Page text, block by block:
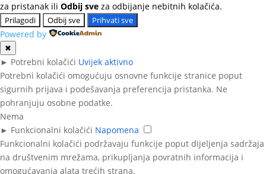
za pristanak ili Odbij sve za odbijanje nebitnih kolačića.
Prilagodi Odbij sve Prihvati sve
Powered by
✖
► Potrebni kolačići Uvijek aktivno
Potrebni kolačići omogućuju osnovne funkcije stranice poput
sigurnih prijava i podešavanja preferencija pristanka. Ne
pohranjuju osobne podatke.
Nema
► Funkcionalni kolačići Napomena
Funkcionalni kolačići podržavaju funkcije poput dijeljenja sadržaja
na društvenim mrežama, prikupljanja povratnih informacija i
omogućavanja alata trećih strana.